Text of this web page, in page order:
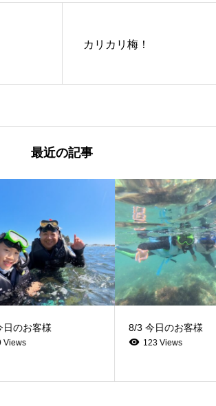
カリカリ梅！
最近の記事
8/3 今日のお客様
123 Views